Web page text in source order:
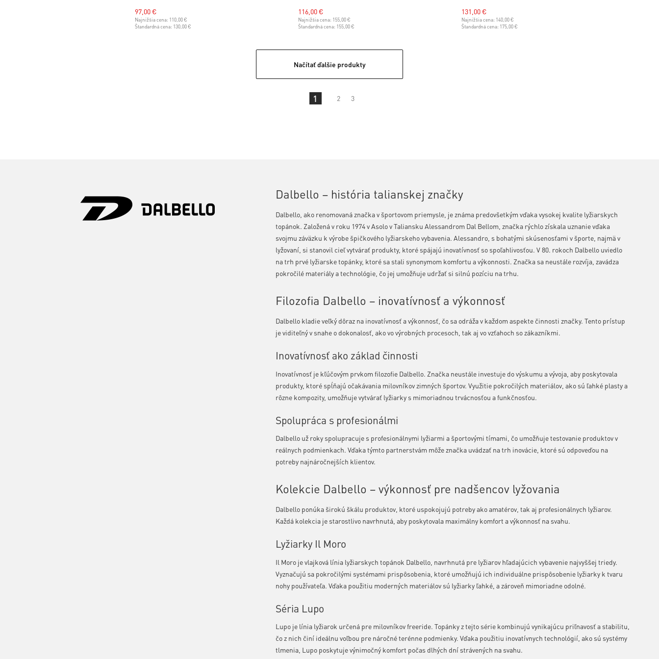
97,00 €
Najnižšia cena: 110,00 €
Štandardná cena: 130,00 €
116,00 €
Najnižšia cena: 155,00 €
Štandardná cena: 155,00 €
131,00 €
Najnižšia cena: 140,00 €
Štandardná cena: 175,00 €
Načítať ďalšie produkty
1 2 3
Dalbello – história talianskej značky
Dalbello, ako renomovaná značka v športovom priemysle, je známa predovšetkým vďaka vysokej kvalite lyžiarskych
topánok. Založená v roku 1974 v Asolo v Taliansku Alessandrom Dal Bellom, značka rýchlo získala uznanie vďaka
svojmu záväzku k výrobe špičkového lyžiarskeho vybavenia. Alessandro, s bohatými skúsenosťami v športe, najmä v
lyžovaní, si stanovil cieľ vytvárať produkty, ktoré spájajú inovatívnosť so spoľahlivosťou. V 80. rokoch Dalbello uviedlo
na trh prvé lyžiarske topánky, ktoré sa stali synonymom komfortu a výkonnosti. Značka sa neustále rozvíja, zavádza
pokročilé materiály a technológie, čo jej umožňuje udržať si silnú pozíciu na trhu.
Filozofia Dalbello – inovatívnosť a výkonnosť
Dalbello kladie veľký dôraz na inovatívnosť a výkonnosť, čo sa odráža v každom aspekte činnosti značky. Tento prístup
je viditeľný v snahe o dokonalosť, ako vo výrobných procesoch, tak aj vo vzťahoch so zákazníkmi.
Inovatívnosť ako základ činnosti
Inovatívnosť je kľúčovým prvkom filozofie Dalbello. Značka neustále investuje do výskumu a vývoja, aby poskytovala
produkty, ktoré spĺňajú očakávania milovníkov zimných športov. Využitie pokročilých materiálov, ako sú ľahké plasty a
rôzne kompozity, umožňuje vytvárať lyžiarky s mimoriadnou trvácnosťou a funkčnosťou.
Spolupráca s profesionálmi
Dalbello už roky spolupracuje s profesionálnymi lyžiarmi a športovými tímami, čo umožňuje testovanie produktov v
reálnych podmienkach. Vďaka týmto partnerstvám môže značka uvádzať na trh inovácie, ktoré sú odpoveďou na
potreby najnáročnejších klientov.
Kolekcie Dalbello – výkonnosť pre nadšencov lyžovania
Dalbello ponúka širokú škálu produktov, ktoré uspokojujú potreby ako amatérov, tak aj profesionálnych lyžiarov.
Každá kolekcia je starostlivo navrhnutá, aby poskytovala maximálny komfort a výkonnosť na svahu.
Lyžiarky Il Moro
Il Moro je vlajková línia lyžiarskych topánok Dalbello, navrhnutá pre lyžiarov hľadajúcich vybavenie najvyššej triedy.
Vyznačujú sa pokročilými systémami prispôsobenia, ktoré umožňujú ich individuálne prispôsobenie lyžiarky k tvaru
nohy používateľa. Vďaka použitiu moderných materiálov sú lyžiarky ľahké, a zároveň mimoriadne odolné.
Séria Lupo
Lupo je línia lyžiarok určená pre milovníkov freeride. Topánky z tejto série kombinujú vynikajúcu priľnavosť a stabilitu,
čo z nich činí ideálnu voľbou pre náročné terénne podmienky. Vďaka použitiu inovatívnych technológií, ako sú systémy
tlmenia, Lupo poskytuje výnimočný komfort počas dlhých dní strávených na svahu.